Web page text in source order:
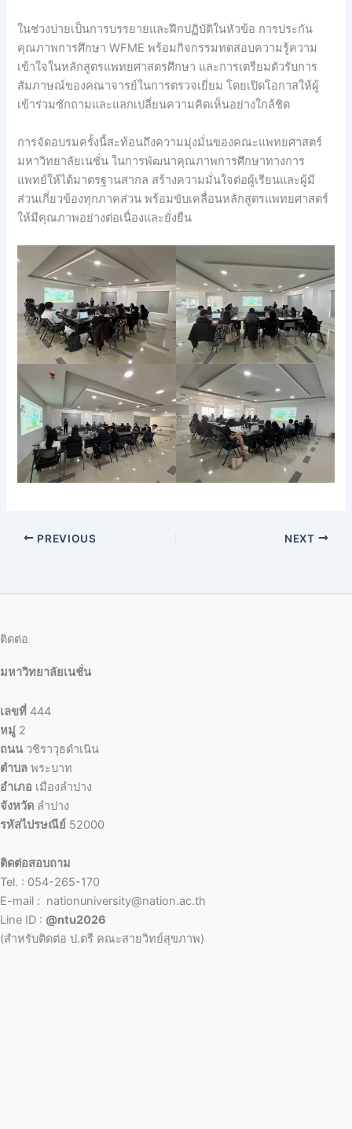
ในช่วงบ่ายเป็นการบรรยายและฝึกปฏิบัติในหัวข้อ การประกัน
คุณภาพการศึกษา WFME พร้อมกิจกรรมทดสอบความรู้ความ
เข้าใจในหลักสูตรแพทยศาสตรศึกษา และการเตรียมตัวรับการ
สัมภาษณ์ของคณาจารย์ในการตรวจเยี่ยม โดยเปิดโอกาสให้ผู้
เข้าร่วมซักถามและแลกเปลี่ยนความคิดเห็นอย่างใกล้ชิด
การจัดอบรมครั้งนี้สะท้อนถึงความมุ่งมั่นของคณะแพทยศาสตร์
มหาวิทยาลัยเนชั่น ในการพัฒนาคุณภาพการศึกษาทางการ
แพทย์ให้ได้มาตรฐานสากล สร้างความมั่นใจต่อผู้เรียนและผู้มี
ส่วนเกี่ยวข้องทุกภาคส่วน พร้อมขับเคลื่อนหลักสูตรแพทยศาสตร์
ให้มีคุณภาพอย่างต่อเนื่องและยั่งยืน
PREVIOUS NEXT
ติดต่อ
มหาวิทยาลัยเนชั่น
เลขที่ 444
หมู่ 2
ถนน วชิราวุธดำเนิน
ตำบล พระบาท
อำเภอ เมืองลำปาง
จังหวัด ลำปาง
รหัสไปรษณีย์ 52000
ติดต่อสอบถาม
Tel. : 054-265-170
E-mail : nationuniversity@nation.ac.th
Line ID : @ntu2026
(สำหรับติดต่อ ป.ตรี คณะสายวิทย์สุขภาพ)